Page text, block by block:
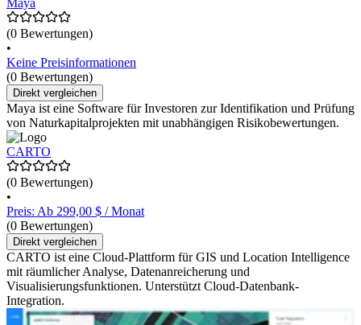
(0 Bewertungen)
•
Keine Preisinformationen
(0 Bewertungen)
Direkt vergleichen
Maya ist eine Software für Investoren zur Identifikation und Prüfung
von Naturkapitalprojekten mit unabhängigen Risikobewertungen.
CARTO
(0 Bewertungen)
•
Preis: Ab 299,00 $ / Monat
(0 Bewertungen)
Direkt vergleichen
CARTO ist eine Cloud-Plattform für GIS und Location Intelligence
mit räumlicher Analyse, Datenanreicherung und
Visualisierungsfunktionen. Unterstützt Cloud-Datenbank-
Integration.